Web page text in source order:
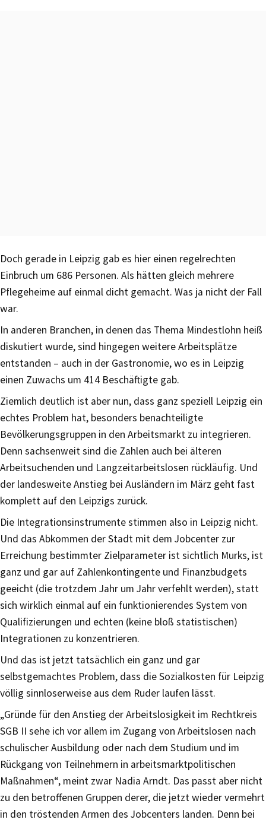
Doch gerade in Leipzig gab es hier einen regelrechten
Einbruch um 686 Personen. Als hätten gleich mehrere
Pflegeheime auf einmal dicht gemacht. Was ja nicht der Fall
war.
In anderen Branchen, in denen das Thema Mindestlohn heiß
diskutiert wurde, sind hingegen weitere Arbeitsplätze
entstanden – auch in der Gastronomie, wo es in Leipzig
einen Zuwachs um 414 Beschäftigte gab.
Ziemlich deutlich ist aber nun, dass ganz speziell Leipzig ein
echtes Problem hat, besonders benachteiligte
Bevölkerungsgruppen in den Arbeitsmarkt zu integrieren.
Denn sachsenweit sind die Zahlen auch bei älteren
Arbeitsuchenden und Langzeitarbeitslosen rückläufig. Und
der landesweite Anstieg bei Ausländern im März geht fast
komplett auf den Leipzigs zurück.
Die Integrationsinstrumente stimmen also in Leipzig nicht.
Und das Abkommen der Stadt mit dem Jobcenter zur
Erreichung bestimmter Zielparameter ist sichtlich Murks, ist
ganz und gar auf Zahlenkontingente und Finanzbudgets
geeicht (die trotzdem Jahr um Jahr verfehlt werden), statt
sich wirklich einmal auf ein funktionierendes System von
Qualifizierungen und echten (keine bloß statistischen)
Integrationen zu konzentrieren.
Und das ist jetzt tatsächlich ein ganz und gar
selbstgemachtes Problem, dass die Sozialkosten für Leipzig
völlig sinnloserweise aus dem Ruder laufen lässt.
„Gründe für den Anstieg der Arbeitslosigkeit im Rechtkreis
SGB II sehe ich vor allem im Zugang von Arbeitslosen nach
schulischer Ausbildung oder nach dem Studium und im
Rückgang von Teilnehmern in arbeitsmarktpolitischen
Maßnahmen“, meint zwar Nadia Arndt. Das passt aber nicht
zu den betroffenen Gruppen derer, die jetzt wieder vermehrt
in den tröstenden Armen des Jobcenters landen. Denn bei